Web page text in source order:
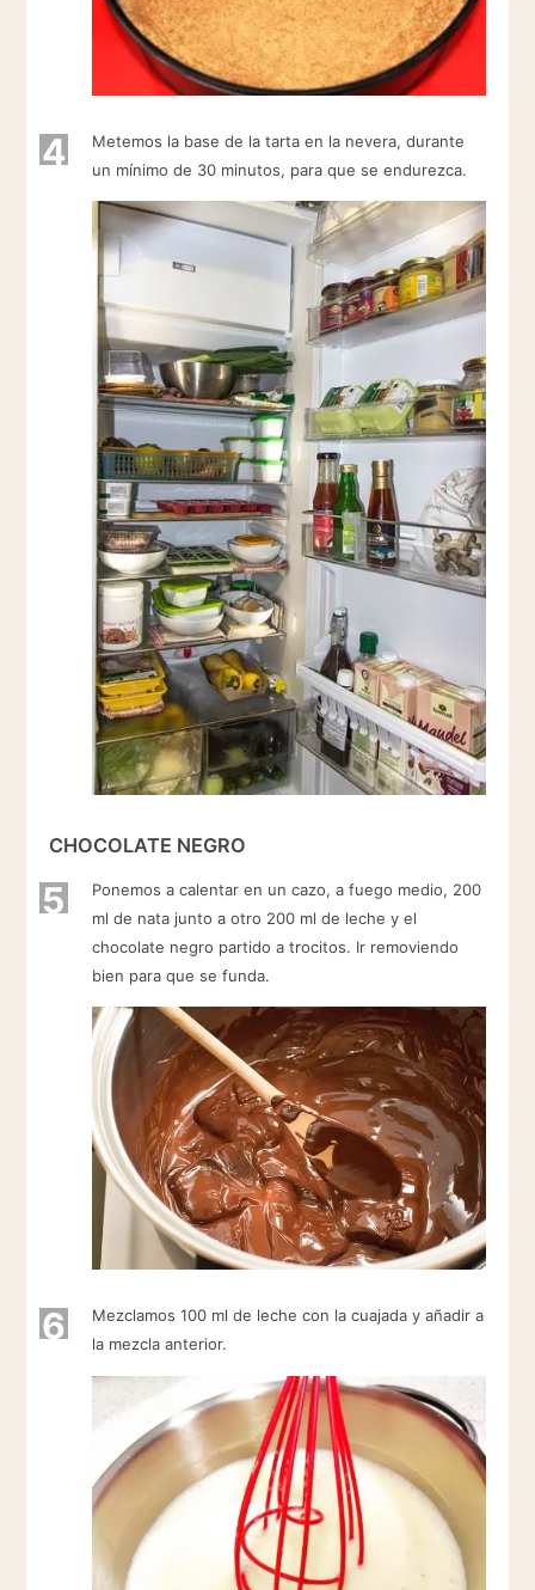
4
Metemos la base de la tarta en la nevera, durante
un mínimo de 30 minutos, para que se endurezca.
CHOCOLATE NEGRO
5
Ponemos a calentar en un cazo, a fuego medio, 200
ml de nata junto a otro 200 ml de leche y el
chocolate negro partido a trocitos. Ir removiendo
bien para que se funda.
6
Mezclamos 100 ml de leche con la cuajada y añadir a
la mezcla anterior.